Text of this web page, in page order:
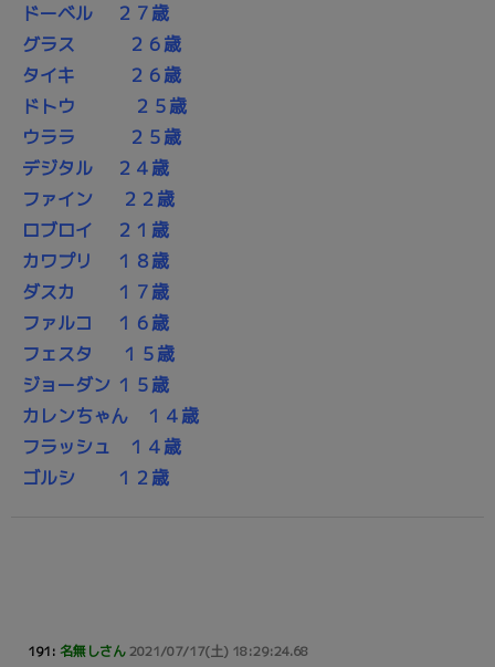
ドーベル ２７歳
グラス ２６歳
タイキ ２６歳
ドトウ ２５歳
ウララ ２５歳
デジタル ２４歳
ファイン ２２歳
ロブロイ ２１歳
カワプリ １８歳
ダスカ １７歳
ファルコ １６歳
フェスタ １５歳
ジョーダン １５歳
カレンちゃん １４歳
フラッシュ １４歳
ゴルシ １２歳
191: 名無しさん2021/07/17(土) 18:29:24.68